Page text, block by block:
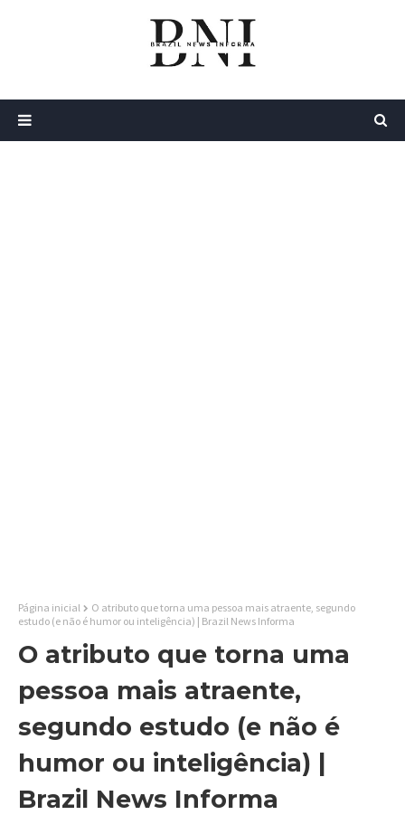
Página inicial
O atributo que torna uma pessoa mais atraente, segundo
estudo (e não é humor ou inteligência) | Brazil News Informa
O atributo que torna uma
pessoa mais atraente,
segundo estudo (e não é
humor ou inteligência) |
Brazil News Informa